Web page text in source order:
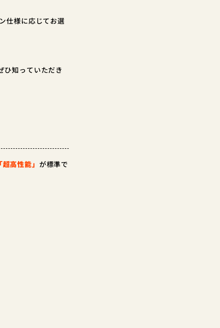
仕様に応じてお選
ひ知っていただき
「超高性能」 が標準で